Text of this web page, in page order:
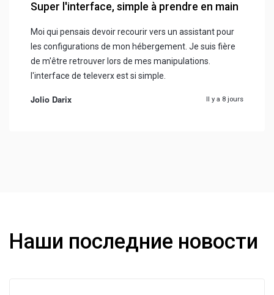
Super l'interface, simple à prendre en main
Moi qui pensais devoir recourir vers un assistant pour
les configurations de mon hébergement. Je suis fière
de m'être retrouver lors de mes manipulations.
l'interface de televerx est si simple.
Jolio Darix Il y a 8 jours
Наши последние новости